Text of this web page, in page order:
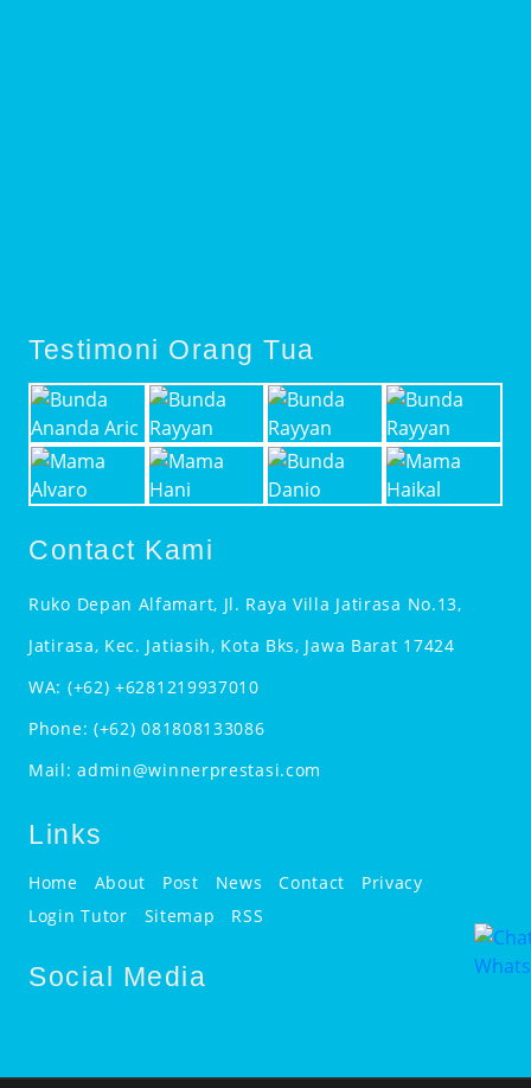
Testimoni Orang Tua
Contact Kami
Ruko Depan Alfamart, Jl. Raya Villa Jatirasa No.13,
Jatirasa, Kec. Jatiasih, Kota Bks, Jawa Barat 17424
WA: (+62) +6281219937010
Phone: (+62) 081808133086
Mail:admin@winnerprestasi.com
Links
Home About Post News Contact
Privacy
Login Tutor
Sitemap RSS
Social Media